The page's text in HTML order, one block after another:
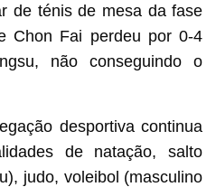
de ténis de mesa da fase
Chon Fai perdeu por 0-4
não conseguindo o
desportiva continua
de natação, salto
judo, voleibol (masculino